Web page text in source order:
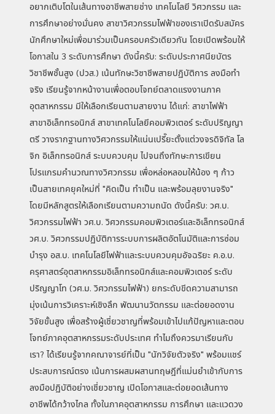
อยากเติบโตในเส้นทางอาชีพสายช่าง เทคโนโลยี วิศวกรรม และ
การศึกษาอย่างมั่นคง สาขาวิศวกรรมไฟฟ้าของเราเปิดรับสมัคร
นักศึกษาใหม่เพื่อมาร่วมเป็นครอบครัวเดียวกัน โดยเปิดพร้อมให้
โอกาสใน 3 ระดับการศึกษา ดังนี้ครับ: ระดับประกาศนียบัตร
วิชาชีพชั้นสูง (ปวส.) เน้นทักษะวิชาชีพสายปฏิบัติการ ลงมือทำ
จริง เรียนรู้จากหน้างานเพื่อตอบโจทย์ตลาดแรงงานภาค
อุตสาหกรรม มีให้เลือกเรียนตามสายงาน ได้แก่: สาขาไฟฟ้า
สาขาอิเล็กทรอนิกส์ สาขาเทคโนโลยีคอมพิวเตอร์ ระดับปริญญา
ตรี วางรากฐานทางวิศวกรรมให้แน่นเปรี๊ยะตั้งแต่วงจรดิจิทัล โล
จิก อิเล็กทรอนิกส์ ระบบควบคุม ไปจนถึงทักษะการเขียน
โปรแกรมคำนวณทางวิศวกรรม เพื่อหล่อหลอมให้น้อง ๆ ก้าว
เป็นสายเทคยุคใหม่ที่ "คิดเป็น ทำเป็น และพร้อมลุยงานจริง"
โดยมีหลักสูตรให้เลือกเรียนตามความถนัด ดังนี้ครับ: วศ.บ.
วิศวกรรมไฟฟ้า วศ.บ. วิศวกรรมคอมพิวเตอร์และอิเล็กทรอนิกส์
วศ.บ. วิศวกรรมปฏิบัติการระบบการผลิตอัตโนมัติและการซ่อม
บำรุง อส.บ. เทคโนโลยีไฟฟ้าและระบบควบคุมอัจฉริยะ ค.อ.บ.
ครุศาสตร์อุตสาหกรรมอิเล็กทรอนิกส์และคอมพิวเตอร์ ระดับ
ปริญญาโท (วศ.ม. วิศวกรรมไฟฟ้า) ยกระดับขีดความสามารถ
มุ่งเน้นการวิเคราะห์เชิงลึก พัฒนานวัตกรรม และต่อยอดงาน
วิจัยขั้นสูง เพื่อสร้างผู้เชี่ยวชาญที่พร้อมเข้าไปแก้ปัญหาและตอบ
โจทย์ภาคอุตสาหกรรมระดับประเทศ ทำไมถึงควรมาเรียนกับ
เรา? ได้เรียนรู้จากคณาจารย์ที่เป็น "นักวิจัยตัวจริง" พร้อมแชร์
ประสบการณ์ตรง เน้นการผสมผสานทฤษฎีที่แม่นยำเข้ากับการ
ลงมือปฏิบัติอย่างเชี่ยวชาญ เปิดโอกาสและต่อยอดเส้นทาง
อาชีพได้กว้างไกล ทั้งในภาคอุตสาหกรรม การศึกษา และแวดวง